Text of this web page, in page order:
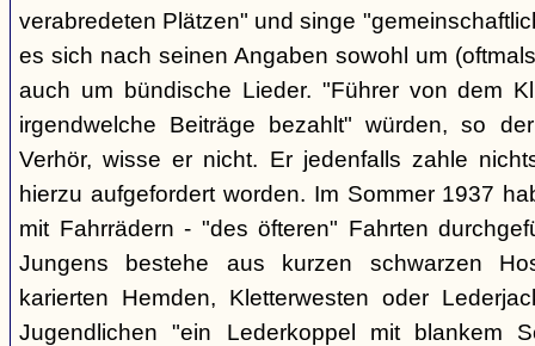
verabredeten Plätzen" und singe
es sich nach seinen Angaben sowohl um
auch um bündische Lieder. "Führer von dem
irgendwelche Beiträge bezahlt" würden, so
Verhör, wisse er nicht. Er jedenfalls zahle
hierzu aufgefordert worden. Im Sommer 1937
mit Fahrrädern - "des öfteren" Fahrten
Jungens bestehe aus kurzen schwarzen
karierten Hemden, Kletterwesten oder
Jugendlichen "ein Lederkoppel mit blankem